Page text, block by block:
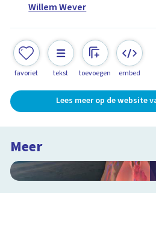
Willem Wever
favoriet tekst toevoegen embed
Lees meer op de website
Meer